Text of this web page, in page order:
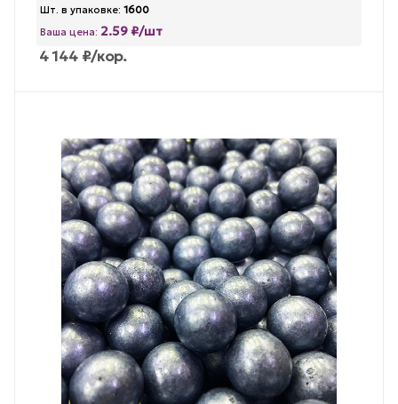
Шт. в упаковке: 1600
Ваша цена: 2.59 ₽/шт
4 144 ₽/кор.